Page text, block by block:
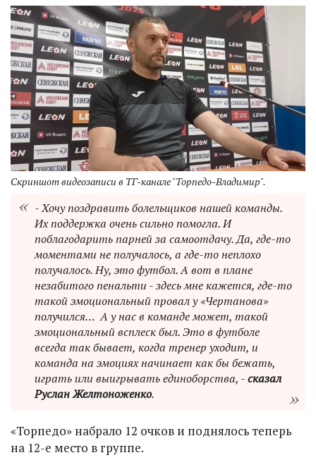
Скриншот видеозаписи в ТГ-канале "Торпедо-Владимир".
- Хочу поздравить болельщиков нашей команды.
Их поддержка очень сильно помогла. И
поблагодарить парней за самоотдачу. Да, где-то
моментами не получалось, а где-то неплохо
получалось. Ну, это футбол. А вот в плане
незабитого пенальти - здесь мне кажется, где-то
такой эмоциональный провал у «Чертанова»
получился… А у нас в команде может, такой
эмоциональный всплеск был. Это в футболе
всегда так бывает, когда тренер уходит, и
команда на эмоциях начинает как бы бежать,
играть или выигрывать единоборства, -сказал
Руслан Желтоноженко.
«Торпедо» набрало 12 очков и поднялось теперь
на 12-е место в группе.